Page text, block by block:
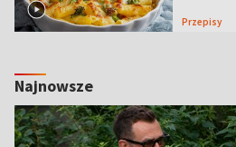
Przepisy
Najnowsze